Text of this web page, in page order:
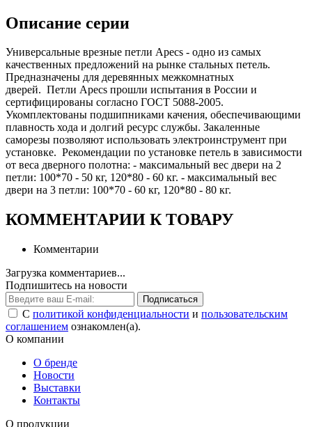
Описание серии
Универсальные врезные петли Apecs - одно из самых
качественных предложений на рынке стальных петель.
Предназначены для деревянных межкомнатных
дверей. Петли Apecs прошли испытания в России и
сертифицированы согласно ГОСТ 5088-2005.
Укомплектованы подшипниками качения, обеспечивающими
плавность хода и долгий ресурс службы. Закаленные
саморезы позволяют использовать электроинструмент при
установке. Рекомендации по установке петель в зависимости
от веса дверного полотна: - максимальный вес двери на 2
петли: 100*70 - 50 кг, 120*80 - 60 кг. - максимальный вес
двери на 3 петли: 100*70 - 60 кг, 120*80 - 80 кг.
КОММЕНТАРИИ К ТОВАРУ
Комментарии
Загрузка комментариев...
Подпишитесь на новости
Подписаться
С политикой конфиденциальности и пользовательским
соглашением ознакомлен(а).
О компании
О бренде
Новости
Выставки
Контакты
О продукции